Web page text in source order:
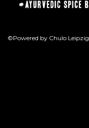
©Powered by Chulo Leipzig